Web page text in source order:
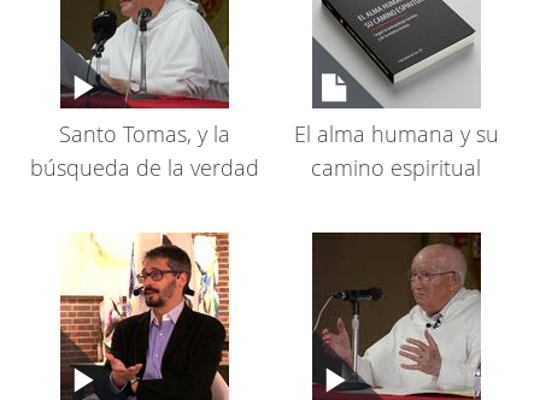
Santo Tomas, y la
búsqueda de la verdad
El alma humana y su
camino espiritual